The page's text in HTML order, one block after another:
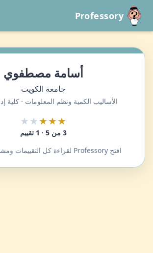
Professory
أسامة مصطفوي
جامعة الكويت
الأساليب الكمية ونظم المعلومات · كلية
★★★
★★
3 من 5 · 1 تقييم
افتح Professory لقراءة كل التقييمات ومشاركة تجربتك